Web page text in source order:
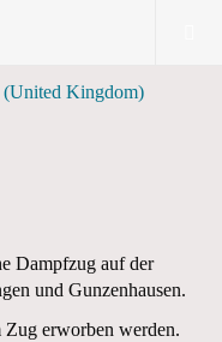
Dampfzug auf der
und Gunzenhausen.
erworben werden.